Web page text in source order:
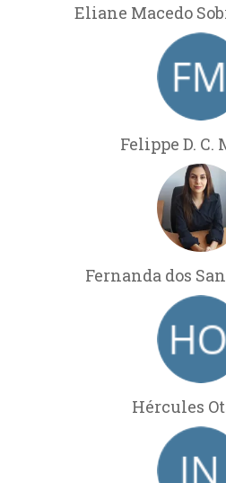
Eliane Macedo
Felippe D. C.
Fernanda dos
Hércules